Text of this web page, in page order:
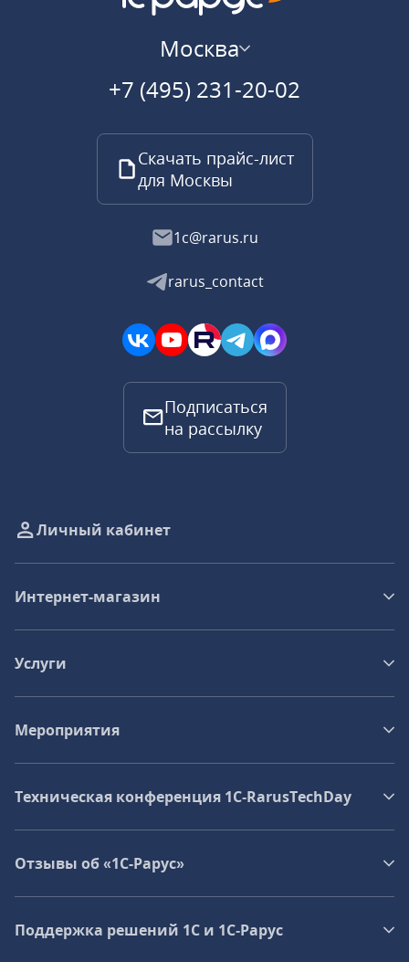
Москва
+7 (495) 231-20-02
Скачать прайс-лист
для Москвы
1c@rarus.ru
rarus_contact
Подписаться
на рассылку
Личный кабинет
Интернет-магазин
Услуги
Мероприятия
Техническая конференция 1C‑RarusTechDay
Отзывы об «1С-Рарус»
Поддержка решений 1С и 1С‑Рарус